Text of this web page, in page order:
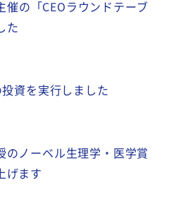
の「CEOラウンドテーブ
た
資を実行しました
ノーベル生理学・医学賞
げます